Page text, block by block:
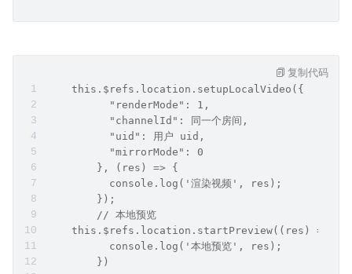
    this.$refs.location.setupLocalVideo({
          "renderMode": 1,
          "channelId": 同一个房间,
          "uid": 用户 uid,
          "mirrorMode": 0
        }, (res) => {
          console.log('渲染视频', res);
        });
        // 本地预览
    this.$refs.location.startPreview((res) => {
          console.log('本地预览', res);
        })
复制代码